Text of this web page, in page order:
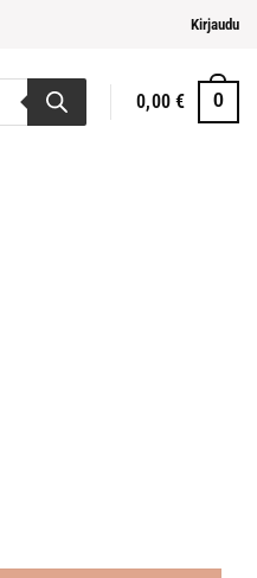
Kirjaudu
0,00€ 0